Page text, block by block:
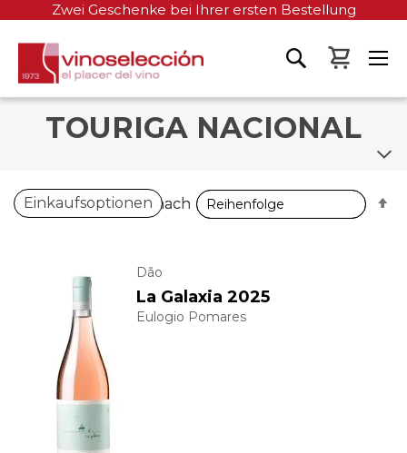
Zwei Geschenke bei Ihrer ersten Bestellung
Mein
TOURIGA NACIONAL
Dão
La Galaxia 2025
Eulogio Pomares
Einkaufsoptionen
Sortieren nach
Sortieren nach